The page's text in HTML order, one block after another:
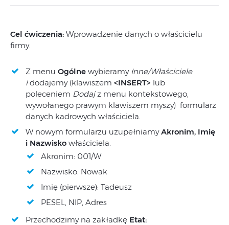
Cel ćwiczenia: Wprowadzenie danych o właścicielu
firmy.
Z menu Ogólne wybieramy Inne/Właściciele
idodajemy (klawiszem <INSERT> lub
poleceniem Dodajz menu kontekstowego,
wywołanego prawym klawiszem myszy) formularz
danych kadrowych właściciela.
W nowym formularzu uzupełniamyAkronim, Imię
i Nazwisko właściciela.
Akronim: 001/W
Nazwisko: Nowak
Imię (pierwsze): Tadeusz
PESEL, NIP, Adres
Przechodzimy na zakładkę Etat: